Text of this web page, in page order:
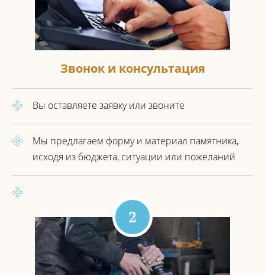
Звонок и консультация
Вы оставляете заявку или звоните
Мы предлагаем форму и материал памятника,
исходя из бюджета, ситуации или пожеланий
2